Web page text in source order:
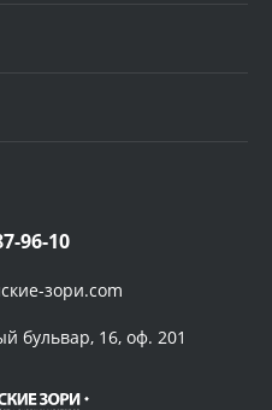
зори.com
96-10
бульвар, 16, оф. 201